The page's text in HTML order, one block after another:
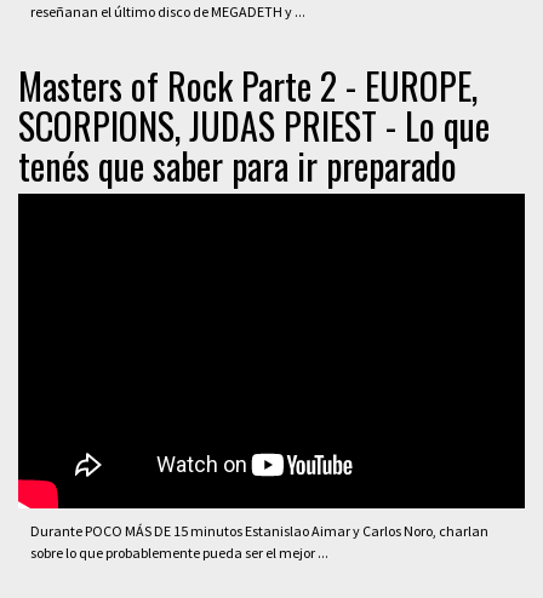
reseñanan el último disco de MEGADETH y ...
Masters of Rock Parte 2 - EUROPE,
SCORPIONS, JUDAS PRIEST - Lo que
tenés que saber para ir preparado
Durante POCO MÁS DE 15 minutos Estanislao Aimar y Carlos Noro, charlan
sobre lo que probablemente pueda ser el mejor ...